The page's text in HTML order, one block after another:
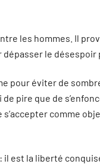
les hommes. Il
le désespoir
pour éviter de
pire que de
comme
est la liberté